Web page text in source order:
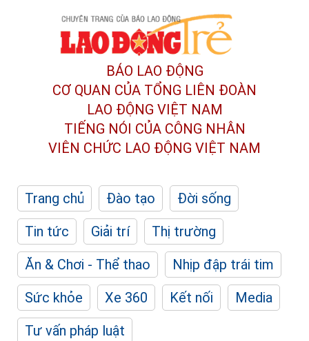
BÁO LAO ĐỘNG
CƠ QUAN CỦA TỔNG LIÊN ĐOÀN
LAO ĐỘNG VIỆT NAM
TIẾNG NÓI CỦA CÔNG NHÂN
VIÊN CHỨC LAO ĐỘNG VIỆT NAM
Trang chủ Đào tạo
Đời sống
Tin tức
Giải trí
Thị trường
Ăn & Chơi - Thể thao
Nhịp đập trái tim
Sức khỏe
Xe 360 Kết nối
Media
Tư vấn pháp luật